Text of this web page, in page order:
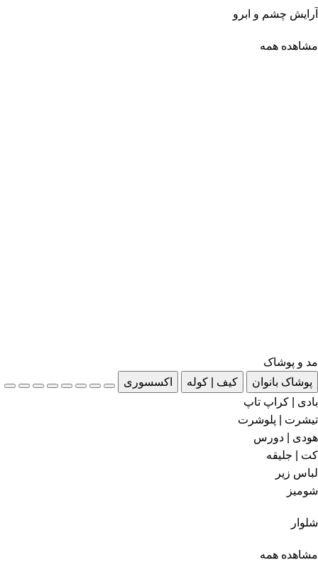
آرایش چشم و ابرو
مشاهده همه
مد و پوشاک
پوشاک بانوان
کیف | کوله
اکسسوری
بادی | کراپ تاپ
تیشرت | پلوشرت
هودی | دورس
کت | جلیقه
لباس زیر
شومیز
شلوار
مشاهده همه